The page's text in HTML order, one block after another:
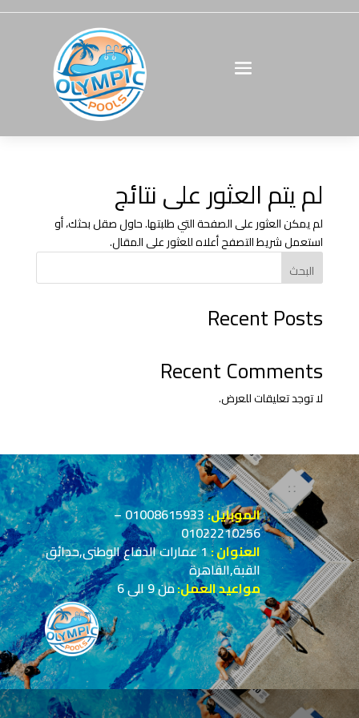
لم يتم العثور على نتائج
لم يمكن العثور على الصفحة التي طلبتها. حاول صقل بحثك، أو
استعمل شريط التصفح أعلاه للعثور على المقال.
البحث
Recent Posts
Recent Comments
لا توجد تعليقات للعرض.
الموبايل:01008615933
–
01022210256
العنوان : 1 عمارات الدفاع الوطنى,حدائق
القبة,القاهرة
مواعيد العمل:من 9 الى 6